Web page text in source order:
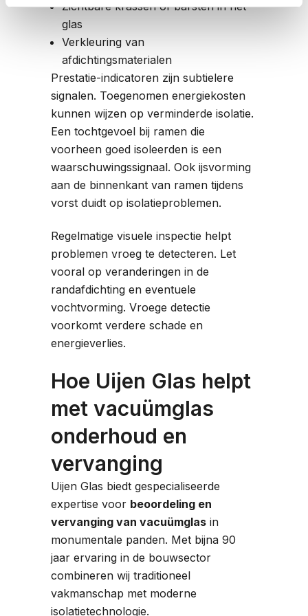
Zichtbare krassen of barsten in het
glas
Verkleuring van
afdichtingsmaterialen
Prestatie-indicatoren zijn subtielere
signalen. Toegenomen energiekosten
kunnen wijzen op verminderde isolatie.
Een tochtgevoel bij ramen die
voorheen goed isoleerden is een
waarschuwingssignaal. Ook ijsvorming
aan de binnenkant van ramen tijdens
vorst duidt op isolatieproblemen.
Regelmatige visuele inspectie helpt
problemen vroeg te detecteren. Let
vooral op veranderingen in de
randafdichting en eventuele
vochtvorming. Vroege detectie
voorkomt verdere schade en
energieverlies.
Hoe Uijen Glas helpt
met vacuümglas
onderhoud en
vervanging
Uijen Glas biedt gespecialiseerde
expertise voor beoordeling en
vervanging van vacuümglas in
monumentale panden. Met bijna 90
jaar ervaring in de bouwsector
combineren wij traditioneel
vakmanschap met moderne
isolatietechnologie.